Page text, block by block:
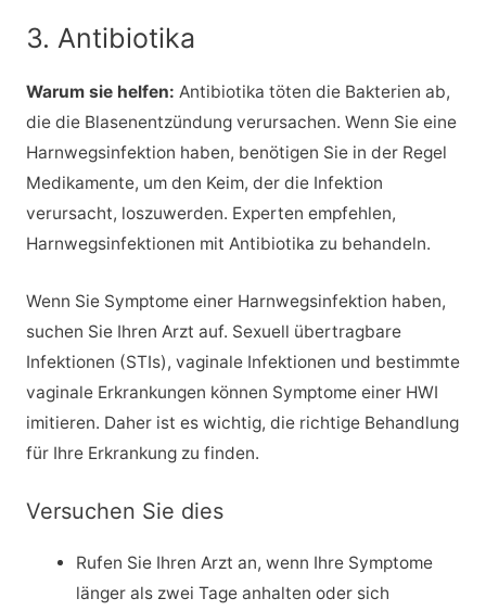
3. Antibiotika
Warum sie helfen: Antibiotika töten die Bakterien ab,
die die Blasenentzündung verursachen. Wenn Sie eine
Harnwegsinfektion haben, benötigen Sie in der Regel
Medikamente, um den Keim, der die Infektion
verursacht, loszuwerden. Experten empfehlen,
Harnwegsinfektionen mit Antibiotika zu behandeln.
Wenn Sie Symptome einer Harnwegsinfektion haben,
suchen Sie Ihren Arzt auf. Sexuell übertragbare
Infektionen (STIs), vaginale Infektionen und bestimmte
vaginale Erkrankungen können Symptome einer HWI
imitieren. Daher ist es wichtig, die richtige Behandlung
für Ihre Erkrankung zu finden.
Versuchen Sie dies
Rufen Sie Ihren Arzt an, wenn Ihre Symptome
länger als zwei Tage anhalten oder sich